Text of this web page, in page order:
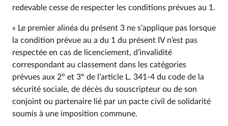
redevable cesse de respecter les conditions prévues au 1.
« Le premier alinéa du présent 3 ne s’applique pas lorsque
la condition prévue au a du 1 du présent IV n’est pas
respectée en cas de licenciement, d’invalidité
correspondant au classement dans les catégories
prévues aux 2° et 3° de l’article L. 341‑4 du code de la
sécurité sociale, de décès du souscripteur ou de son
conjoint ou partenaire lié par un pacte civil de solidarité
soumis à une imposition commune.